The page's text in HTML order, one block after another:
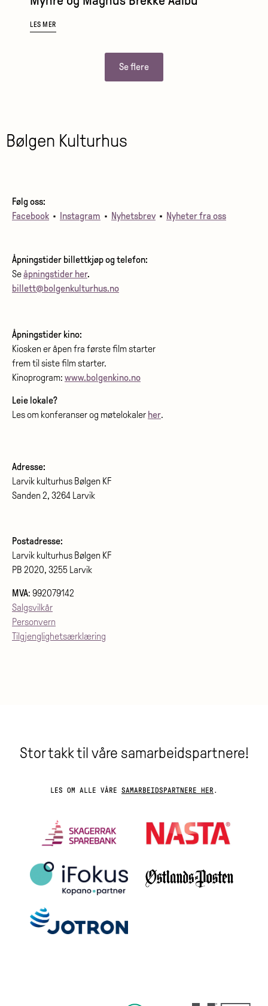
LES MER
Se flere
Bølgen Kulturhus
Følg oss:
Facebook • Instagram • Nyhetsbrev• Nyheter fra oss
Åpningstider billettkjøp og telefon:
Seåpningstider her.
billett@bolgenkulturhus.no
Åpningstider kino:
Kiosken er åpen fra første film starter
frem til siste film starter.
Kinoprogram: www.bolgenkino.no
Leie lokale?
Les om konferanser og møtelokaler her.
Adresse:
Larvik kulturhus Bølgen KF
Sanden 2, 3264 Larvik
Postadresse:
Larvik kulturhus Bølgen KF
PB 2020, 3255 Larvik
MVA: 992079142
Salgsvilkår
Personvern
Tilgjenglighetsærklæring
Stor takk til våre samarbeidspartnere!
LES OM ALLE VÅRE SAMARBEIDSPARTNERE HER .